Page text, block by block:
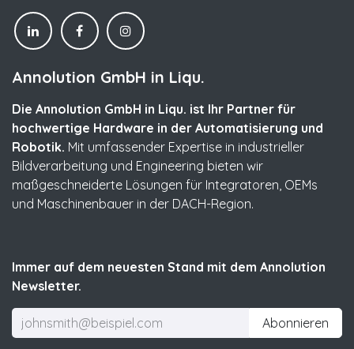
Annolution GmbH in Liqu.
Die Annolution GmbH in Liqu. ist Ihr Partner für
hochwertige Hardware in der Automatisierung und
Robotik. Mit umfassender Expertise in industrieller
Bildverarbeitung und Engineering bieten wir
maßgeschneiderte Lösungen für Integratoren, OEMs
und Maschinenbauer in der DACH-Region.
Immer auf dem neuesten Stand mit dem Annolution
Newsletter.
Abonnieren